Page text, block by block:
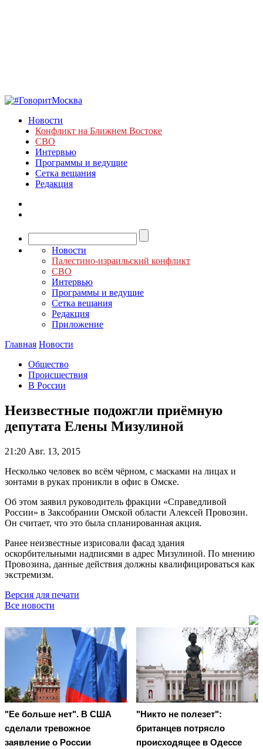
Новости
Конфликт на Ближнем Востоке
СВО
Интервью
Программы и ведущие
Сетка вещания
Редакция
Новости
Палестино-израильский конфликт
СВО
Интервью
Программы и ведущие
Сетка вещания
Редакция
Приложение
Главная Новости
Общество
Происшествия
В России
Неизвестные подожгли приёмную
депутата Елены Мизулиной
21:20 Авг. 13, 2015
Несколько человек во всём чёрном, с масками на лицах и
зонтами в руках проникли в офис в Омске.
Об этом заявил руководитель фракции «Справедливой
России» в Заксобрании Омской области Алексей Провозин.
Он считает, что это была спланированная акция.
Ранее неизвестные изрисовали фасад здания
оскорбительными надписями в адрес Мизулиной. По мнению
Провозина, данные действия должны квалифицироваться как
экстремизм.
Версия для печати
Все новости
"Ее больше нет". В США
сделали тревожное
заявление о России
"Никто не полезет":
британцев потрясло
происходящее в Одессе